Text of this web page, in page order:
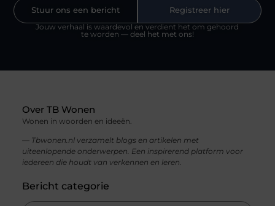
Stuur ons een bericht
Registreer hier
Jouw verhaal is waardevol en verdient het om gehoord
te worden — deel het met ons!
Over TB Wonen
Wonen in woorden en ideeën.
— Tbwonen.nl verzamelt blogs en artikelen met
uiteenlopende onderwerpen. Een inspirerend platform voor
iedereen die houdt van verkennen en leren.
Bericht categorie